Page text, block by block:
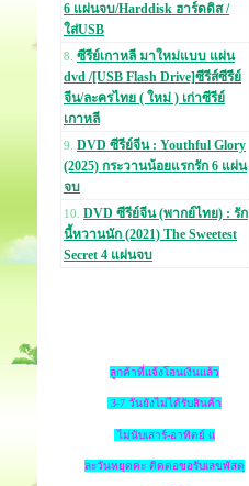
6 แผ่นจบ/Harddisk ฮาร์ดดิส /
ใส่USB
8. ซีรีย์เกาหลี มาใหม่แบบ แผ่น
dvd /[USB Flash Drive]ซีรีส์ซีรีย์
จีน/ละครไทย ( ใหม่ ) เก่าซีรีย์
เกาหลี
9. DVD ซีรีย์จีน : Youthful Glory
(2025) กระวานน้อยแรกรัก 6 แผ่น
จบ
10. DVD ซีรีย์จีน (พากย์ไทย) : รัก
นี้หวานนัก (2021) The Sweetest
Secret 4 แผ่นจบ
ลูกค้าที่แจ้งโอนเงินแล้ว
3-7 วันยังไม่ได้รับสินค้า
ไม่นับเสาร์-อาทิตย์ แ
ละวันหยุดค่ะ ติดต่อขอรับเลขพัสดุ